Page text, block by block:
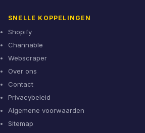
SNELLE KOPPELINGEN
Shopify
Channable
Webscraper
Over ons
Contact
Privacybeleid
Algemene voorwaarden
Sitemap